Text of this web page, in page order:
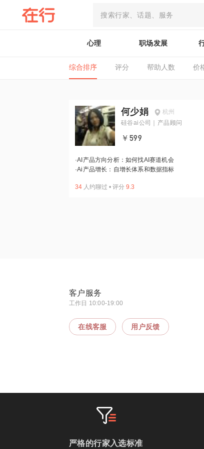
心理 职场发展
综合排序 评分 帮助人数 价
何少娟
杭州
硅谷ai公司｜产品顾问
￥599
·AI产品方向分析：如何找AI赛道机会
·Ai产品增长：自增长体系和数据指标
34 人约聊过 • 评分 9.3
客户服务
工作日 10:00-19:00
在线客服 用户反馈
严格的行家入选标准